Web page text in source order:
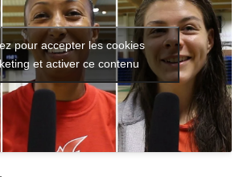
pour accepter les cookies
et activer ce contenu